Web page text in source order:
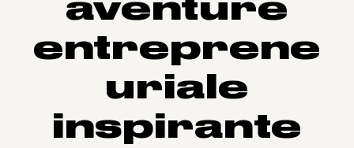
entreprene
uriale
inspirante